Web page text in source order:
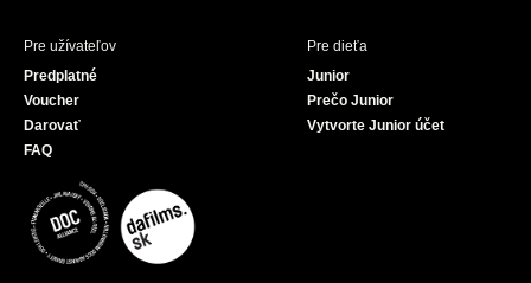
Pre užívateľov
Predplatné
Voucher
Darovať
FAQ
Pre dieťa
Junior
Prečo Junior
Vytvorte Junior účet